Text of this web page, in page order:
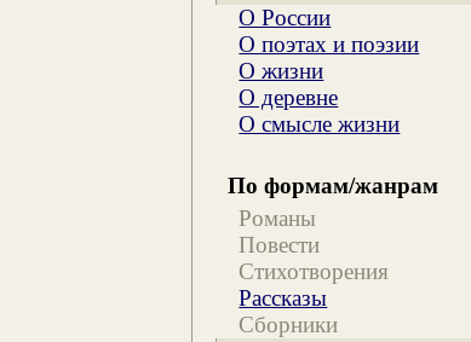
О России
О поэтах и поэзии
О жизни
О деревне
О смысле жизни
По формам/жанрам
Романы
Повести
Стихотворения
Рассказы
Сборники